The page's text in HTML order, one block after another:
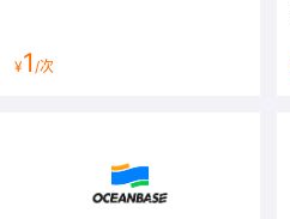
¥1 /次